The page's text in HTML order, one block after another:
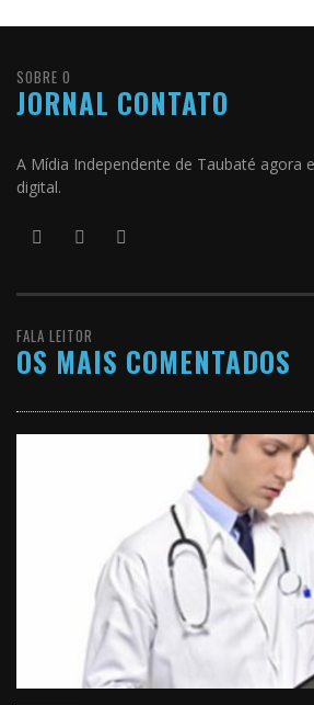
SOBRE O
JORNAL CONTATO
A Mídia Independente de Taubaté agora
digital.
FALA LEITOR
OS MAIS COMENTADOS